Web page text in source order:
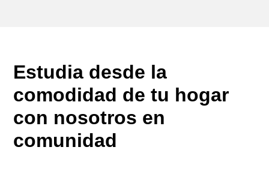
Estudia desde la
comodidad de tu hogar
con nosotros en
comunidad